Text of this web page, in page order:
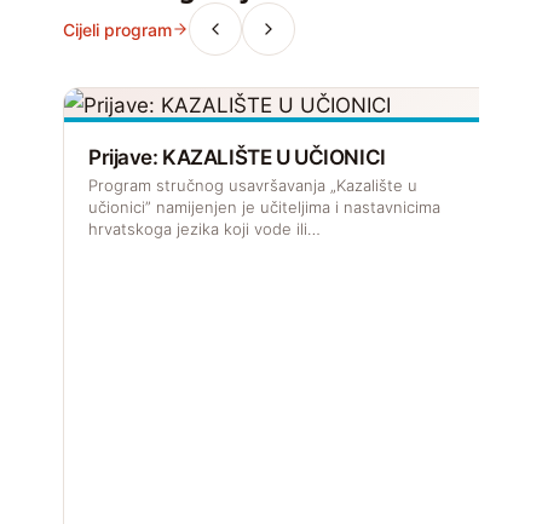
Cijeli program
Prijave: KAZALIŠTE U UČIONICI
Program stručnog usavršavanja „Kazalište u
učionici” namijenjen je učiteljima i nastavnicima
hrvatskoga jezika koji vode ili…